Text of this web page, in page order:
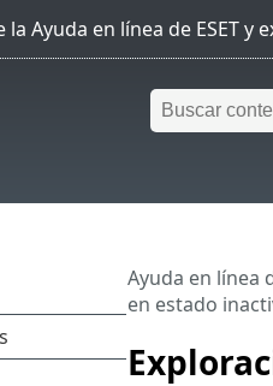
Ayuda en línea
en estado